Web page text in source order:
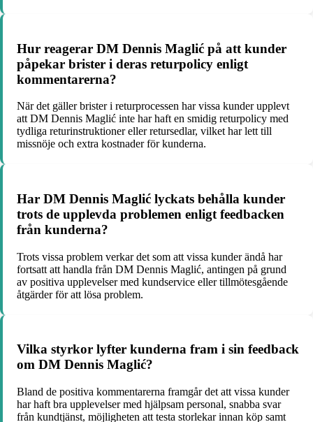
Hur reagerar DM Dennis Maglić på att kunder
påpekar brister i deras returpolicy enligt
kommentarerna?
När det gäller brister i returprocessen har vissa kunder upplevt
att DM Dennis Maglić inte har haft en smidig returpolicy med
tydliga returinstruktioner eller retursedlar, vilket har lett till
missnöje och extra kostnader för kunderna.
Har DM Dennis Maglić lyckats behålla kunder
trots de upplevda problemen enligt feedbacken
från kunderna?
Trots vissa problem verkar det som att vissa kunder ändå har
fortsatt att handla från DM Dennis Maglić, antingen på grund
av positiva upplevelser med kundservice eller tillmötesgående
åtgärder för att lösa problem.
Vilka styrkor lyfter kunderna fram i sin feedback
om DM Dennis Maglić?
Bland de positiva kommentarerna framgår det att vissa kunder
har haft bra upplevelser med hjälpsam personal, snabba svar
från kundtjänst, möjligheten att testa storlekar innan köp samt